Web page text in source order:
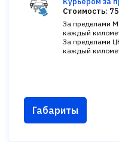
Стоимость:
За пределами
каждый
За пределами
каждый
Габариты